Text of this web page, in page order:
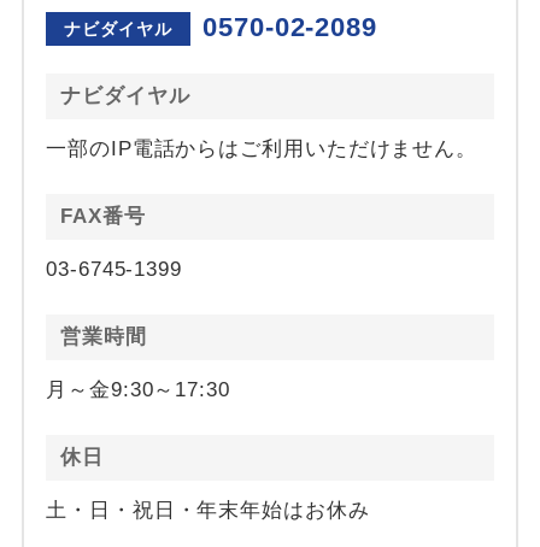
ナビダイヤル 0570-02-2089
ナビダイヤル
一部のIP電話からはご利用いただけません。
FAX番号
03-6745-1399
営業時間
月～金9:30～17:30
休日
土・日・祝日・年末年始はお休み